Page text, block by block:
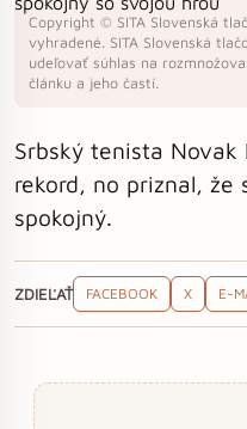
Copyright © SITA Slovenská
vyhradené. SITA Slovenská
udeľovať súhlas na
článku a jeho častí.
Srbský tenista Novak
rekord, no priznal, že
spokojný.
ZDIEĽAŤ FACEBOOK X E-